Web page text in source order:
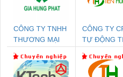
CÔNG TY TNHH
THƯƠNG MẠI
THUẬT ĐIỆN CƠ
GIA HƯNG PHÁT
CÔNG TY
TỰ ĐỘNG